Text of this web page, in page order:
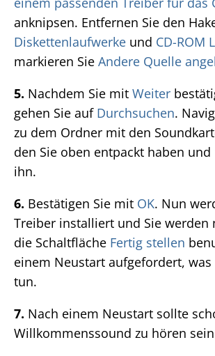
anknipsen. Entfernen Sie den
Diskettenlaufwerke und CD-ROM
markieren Sie Andere Quelle
5. Nachdem Sie mit Weiter
gehen Sie auf Durchsuchen.
zu dem Ordner mit den
den Sie oben entpackt haben
ihn.
6. Bestätigen Sie mit OK. Nun
Treiber installiert und Sie werden
die Schaltfläche Fertig stellen
einem Neustart aufgefordert, was
tun.
7. Nach einem Neustart sollte
Willkommenssound zu hören